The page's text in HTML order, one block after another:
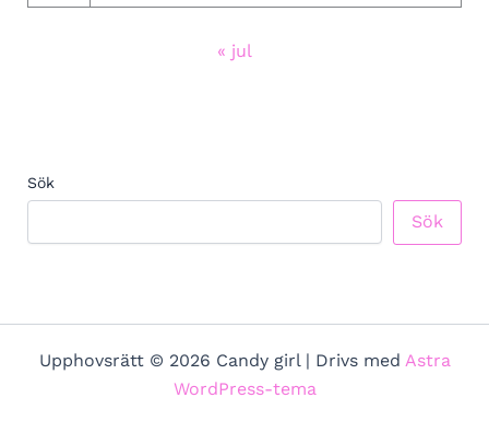
« jul
Sök
Sök
Upphovsrätt © 2026 Candy girl | Drivs med Astra
WordPress-tema